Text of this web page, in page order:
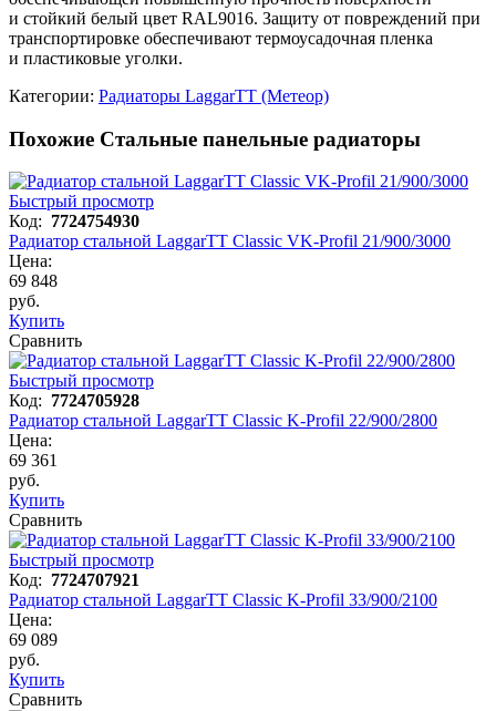
и стойкий белый цвет RAL9016. Защиту от повреждений при
транспортировке обеспечивают термоусадочная пленка
и пластиковые уголки.
Категории: Радиаторы LaggarTT (Метеор)
Похожие Стальные панельные радиаторы
Быстрый просмотр
Код: 7724754930
Радиатор стальной LaggarTT Classic VK-Profil 21/900/3000
Цена:
69 848
руб.
Купить
Сравнить
Быстрый просмотр
Код: 7724705928
Радиатор стальной LaggarTT Classic K-Profil 22/900/2800
Цена:
69 361
руб.
Купить
Сравнить
Быстрый просмотр
Код: 7724707921
Радиатор стальной LaggarTT Classic K-Profil 33/900/2100
Цена:
69 089
руб.
Купить
Сравнить